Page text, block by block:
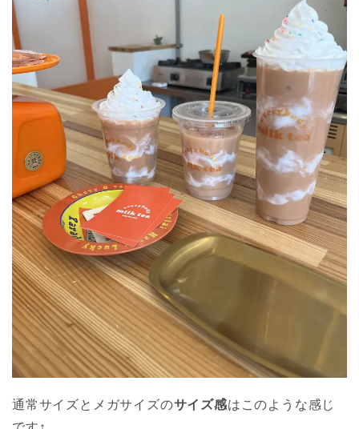
通常サイズとメガサイズのサイズ感はこのような感じ